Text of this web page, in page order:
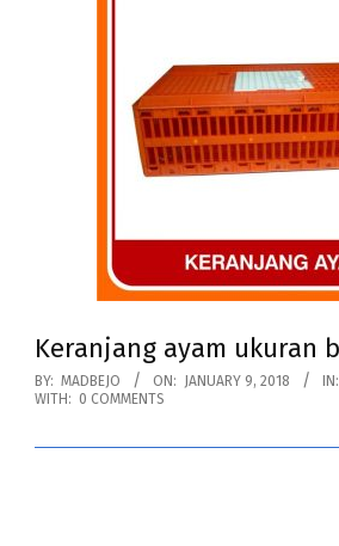
Keranjang ayam ukuran
2018-
01-
BY: MADBEJO ON: JANUARY 9, 2018 IN:
WITH: 0 COMMENTS